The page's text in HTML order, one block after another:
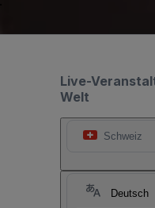
Live-
Welt
Schweiz
Deutsch